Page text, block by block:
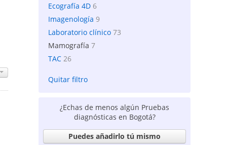
Ecografía 4D 6
Imagenología 9
Laboratorio clínico 73
Mamografía 7
TAC 26
Quitar filtro
¿Echas de menos algún Pruebas
diagnósticas en Bogotá?
Puedes añadirlo tú mismo